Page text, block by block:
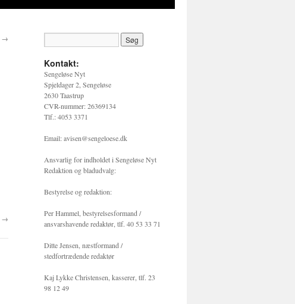
→
→
Kontakt:
Sengeløse Nyt
Spjeldager 2, Sengeløse
2630 Taastrup
CVR-nummer: 26369134
Tlf.: 4053 3371
Email: avisen@sengeloese.dk
Ansvarlig for indholdet i Sengeløse Nyt
Redaktion og bladudvalg:
Bestyrelse og redaktion:
Per Hammel, bestyrelsesformand /
ansvarshavende redaktør, tlf. 40 53 33 71
Ditte Jensen, næstformand /
stedfortrædende redaktør
Kaj Lykke Christensen, kasserer, tlf. 23
98 12 49